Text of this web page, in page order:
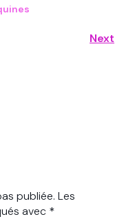
Next
publiée. Les
avec *